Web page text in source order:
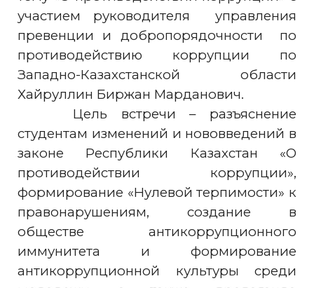
участием руководителя управления
превенции и добропорядочности по
противодействию коррупции по
Западно-Казахстанской области
Хайруллин Биржан Марданович.
Цель встречи – разъяснение
студентам изменений и нововведений в
законе Республики Казахстан «О
противодействии коррупции»,
формирование «Нулевой терпимости» к
правонарушениям, создание в
обществе антикоррупционного
иммунитета и формирование
антикоррупционной культуры среди